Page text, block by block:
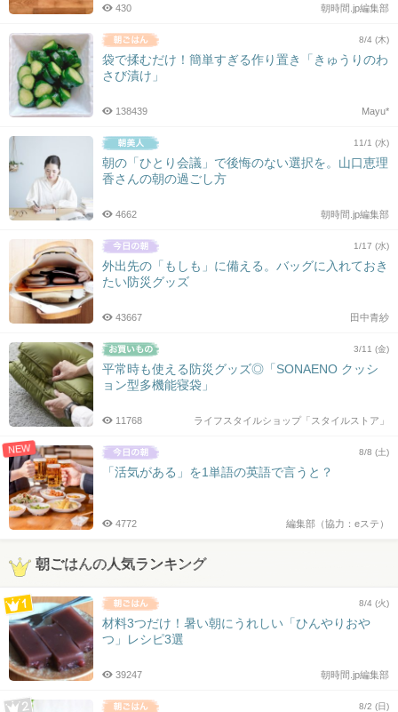
朝時間.jp編集部
430
8/4 (木)
袋で揉むだけ！簡単すぎる作り置き「きゅうりのわ
さび漬け」
Mayu*
138439
11/1 (水)
朝の「ひとり会議」で後悔のない選択を。山口恵理
香さんの朝の過ごし方
朝時間.jp編集部
4662
1/17 (水)
外出先の「もしも」に備える。バッグに入れておき
たい防災グッズ
田中青紗
43667
3/11 (金)
平常時も使える防災グッズ◎「SONAENO クッシ
ョン型多機能寝袋」
ライフスタイルショップ「スタイルストア」
11768
NEW 8/8 (土)
「活気がある」を1単語の英語で言うと？
編集部（協力：eステ）
4772
朝ごはんの人気ランキング
8/4 (火)
材料3つだけ！暑い朝にうれしい「ひんやりおや
つ」レシピ3選
朝時間.jp編集部
39247
8/2 (日)